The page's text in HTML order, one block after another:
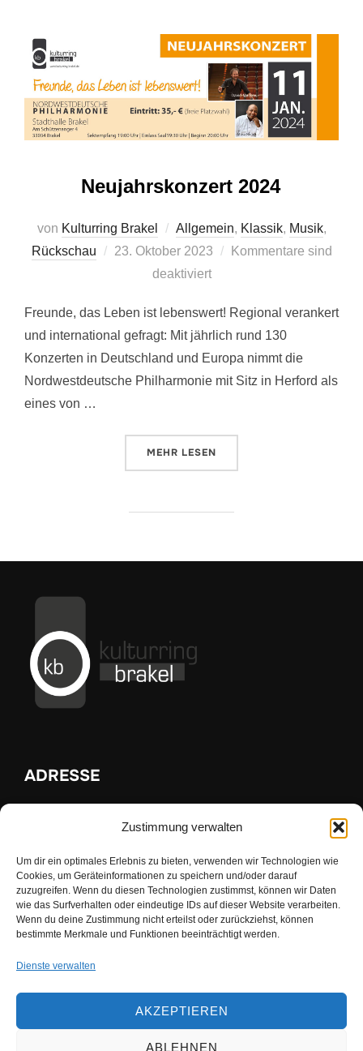
Zustimmung verwalten
Um dir ein optimales Erlebnis zu bieten, verwenden wir Technologien wie
Cookies, um Geräteinformationen zu speichern und/oder darauf
zuzugreifen. Wenn du diesen Technologien zustimmst, können wir Daten
wie das Surfverhalten oder eindeutige IDs auf dieser Website verarbeiten.
Wenn du deine Zustimmung nicht erteilst oder zurückziehst, können
bestimmte Merkmale und Funktionen beeinträchtigt werden.
Dienste verwalten
AKZEPTIEREN
ABLEHNEN
Neujahrskonzert 2024
von Kulturring Brakel Allgemein, Klassik, Musik,
Rückschau
Veröffentlicht
23. Oktober 2023
Kommentare sind
deaktiviert
Freunde, das Leben ist lebenswert! Regional verankert
und international gefragt: Mit jährlich rund 130
Konzerten in Deutschland und Europa nimmt die
Nordwestdeutsche Philharmonie mit Sitz in Herford als
eines von …
MEHR ÜBER „NEUJAHRSKONZERT
LESEN
ADRESSE
Kulturring Brakel e.V.
33034 Brakel
INFOS
Impressum
Login